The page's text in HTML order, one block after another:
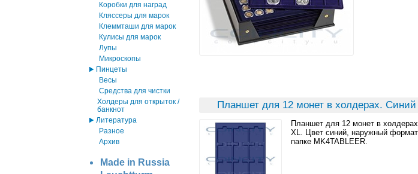
Коробки для наград
Кляссеры для марок
Клеммташи для марок
Кулисы для марок
Лупы
Микроскопы
Пинцеты
Весы
Средства для чистки
Холдеры для открыток /
банкнот
Литература
Разное
Архив
Made in Russia
Планшет для 12 монет в холдерах. Синий
Планшет для 12 монет в
XL. Цвет синий, наружный
папке MK4TABLEER.